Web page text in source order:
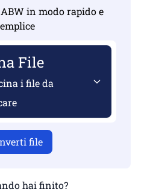
in modo rapido e
File
i file da
file
hai finito?